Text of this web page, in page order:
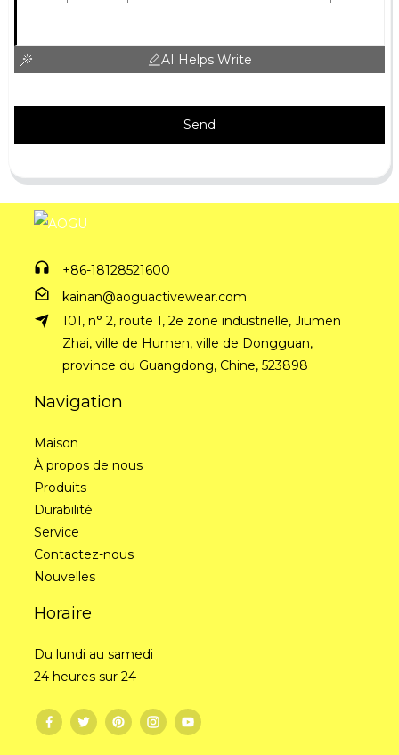
AI Helps Write
Send
+86-18128521600
kainan@aoguactivewear.com
101, n° 2, route 1, 2e zone industrielle, Jiumen
Zhai, ville de Humen, ville de Dongguan,
province du Guangdong, Chine, 523898
Navigation
Maison
À propos de nous
Produits
Durabilité
Service
Contactez-nous
Nouvelles
Horaire
Du lundi au samedi
24 heures sur 24